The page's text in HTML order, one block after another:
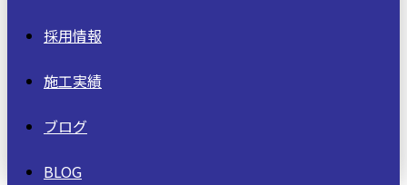
採用情報
施工実績
ブログ
BLOG